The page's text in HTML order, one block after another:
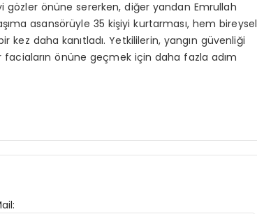
gözler önüne sererken, diğer yandan Emrullah
asansörüyle 35 kişiyi kurtarması, hem bireysel
daha kanıtladı. Yetkililerin, yangın güvenliği
önüne geçmek için daha fazla adım